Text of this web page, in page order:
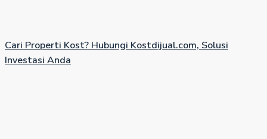
Cari Properti Kost? Hubungi Kostdijual.com, Solusi
Investasi Anda